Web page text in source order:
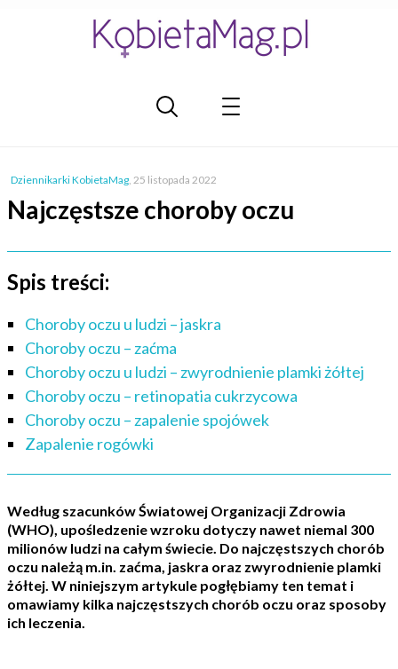
Dziennikarki KobietaMag, 25 listopada 2022
Najczęstsze choroby oczu
Spis treści:
Choroby oczu u ludzi – jaskra
Choroby oczu – zaćma
Choroby oczu u ludzi – zwyrodnienie plamki żółtej
Choroby oczu – retinopatia cukrzycowa
Choroby oczu – zapalenie spojówek
Zapalenie rogówki
Według szacunków Światowej Organizacji Zdrowia
(WHO), upośledzenie wzroku dotyczy nawet niemal 300
milionów ludzi na całym świecie. Do najczęstszych chorób
oczu należą m.in. zaćma, jaskra oraz zwyrodnienie plamki
żółtej. W niniejszym artykule pogłębiamy ten temat i
omawiamy kilka najczęstszych chorób oczu oraz sposoby
ich leczenia.